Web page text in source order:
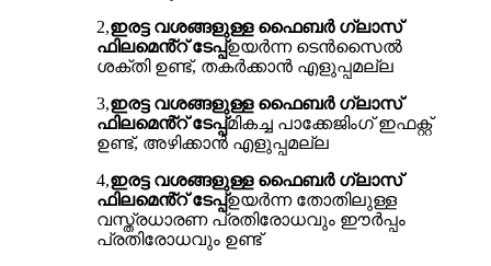
2,ഇരട്ട വശങ്ങളുള്ള ഫൈബർ ഗ്ലാസ്
ഫിലമെൻ്റ് ടേപ്പ്ഉയർന്ന ടെൻസൈൽ
ശക്തി ഉണ്ട്, തകർക്കാൻ എളുപ്പമല്ല
3,ഇരട്ട വശങ്ങളുള്ള ഫൈബർ ഗ്ലാസ്
ഫിലമെൻ്റ് ടേപ്പ്മികച്ച പാക്കേജിംഗ് ഇഫക്റ്റ്
ഉണ്ട്, അഴിക്കാൻ എളുപ്പമല്ല
4,ഇരട്ട വശങ്ങളുള്ള ഫൈബർ ഗ്ലാസ്
ഫിലമെൻ്റ് ടേപ്പ്ഉയർന്ന തോതിലുള്ള
വസ്ത്രധാരണ പ്രതിരോധവും ഈർപ്പം
പ്രതിരോധവും ഉണ്ട്